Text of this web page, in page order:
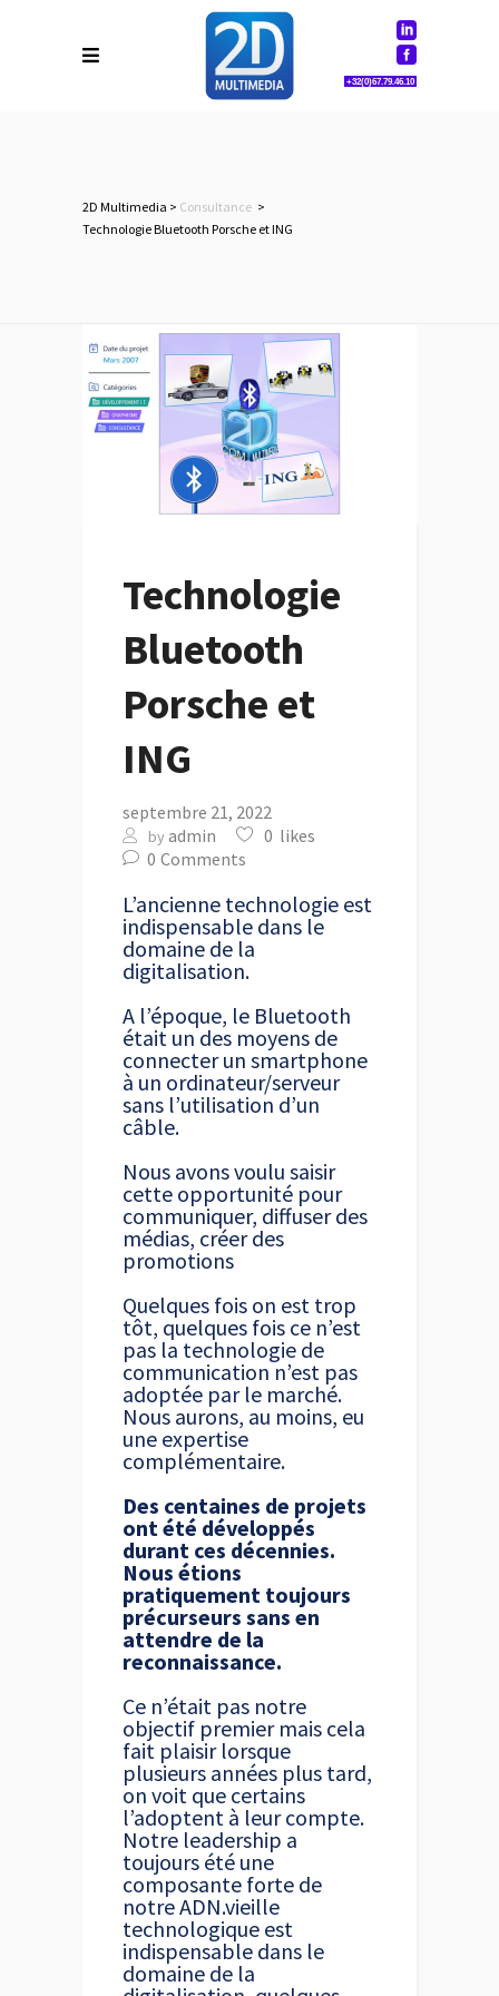
+32(0)67.79.46.10
2D Multimedia > Consultance >
Technologie Bluetooth Porsche et ING
Technologie
Bluetooth
Porsche et
ING
septembre 21, 2022
by admin 0 likes
0 Comments
L’ancienne technologie est
indispensable dans le
domaine de la
digitalisation.
A l’époque, le Bluetooth
était un des moyens de
connecter un smartphone
à un ordinateur/serveur
sans l’utilisation d’un
câble.
Nous avons voulu saisir
cette opportunité pour
communiquer, diffuser des
médias, créer des
promotions
Quelques fois on est trop
tôt, quelques fois ce n’est
pas la technologie de
communication n’est pas
adoptée par le marché.
Nous aurons, au moins, eu
une expertise
complémentaire.
Des centaines de projets
ont été développés
durant ces décennies.
Nous étions
pratiquement toujours
précurseurs sans en
attendre de la
reconnaissance.
Ce n’était pas notre
objectif premier mais cela
fait plaisir lorsque
plusieurs années plus tard,
on voit que certains
l’adoptent à leur compte.
Notre leadership a
toujours été une
composante forte de
notre ADN.vieille
technologique est
indispensable dans le
domaine de la